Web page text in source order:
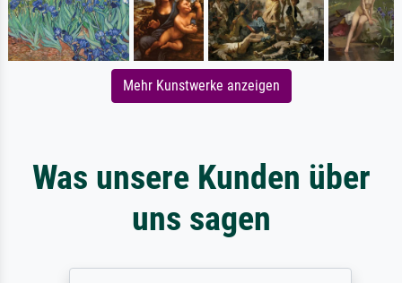
Mehr Kunstwerke anzeigen
Was unsere Kunden über
uns sagen